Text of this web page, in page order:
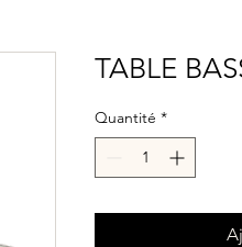
TABLE
Quantité *